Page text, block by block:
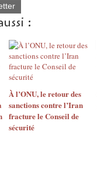
:
À l’ONU, le retour des
sanctions contre l’Iran
fracture le Conseil de
sécurité